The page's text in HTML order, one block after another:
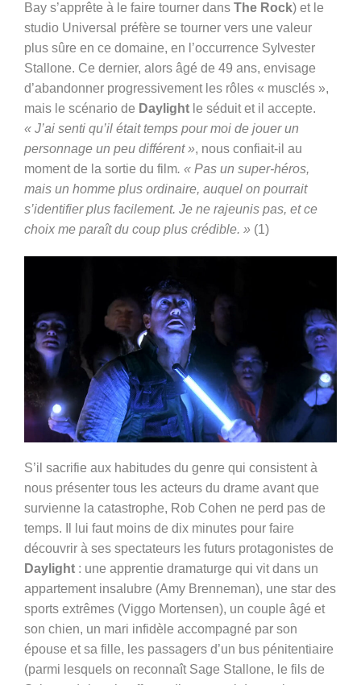
Bay s’apprête à le faire tourner dans The Rock) et le
studio Universal préfère se tourner vers une valeur
plus sûre en ce domaine, en l’occurrence Sylvester
Stallone. Ce dernier, alors âgé de 49 ans, envisage
d’abandonner progressivement les rôles « musclés »,
mais le scénario de Daylight le séduit et il accepte.
« J’ai senti qu’il était temps pour moi de jouer un
personnage un peu différent », nous confiait-il au
moment de la sortie du film. « Pas un super-héros,
mais un homme plus ordinaire, auquel on pourrait
s’identifier plus facilement. Je ne rajeunis pas, et ce
choix me paraît du coup plus crédible. » (1)
S’il sacrifie aux habitudes du genre qui consistent à
nous présenter tous les acteurs du drame avant que
survienne la catastrophe, Rob Cohen ne perd pas de
temps. Il lui faut moins de dix minutes pour faire
découvrir à ses spectateurs les futurs protagonistes de
Daylight : une apprentie dramaturge qui vit dans un
appartement insalubre (Amy Brenneman), une star des
sports extrêmes (Viggo Mortensen), un couple âgé et
son chien, un mari infidèle accompagné par son
épouse et sa fille, les passagers d’un bus pénitentiaire
(parmi lesquels on reconnaît Sage Stallone, le fils de